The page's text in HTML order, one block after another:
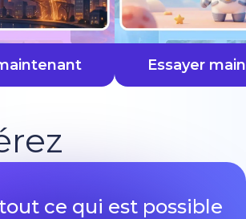
Essayer
plus vite
ce qui est possible